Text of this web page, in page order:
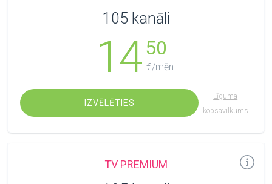
105 kanāli
1450
€/mēn.
IZVĒLĒTIES
Līguma
kopsavilkums
TV PREMIUM